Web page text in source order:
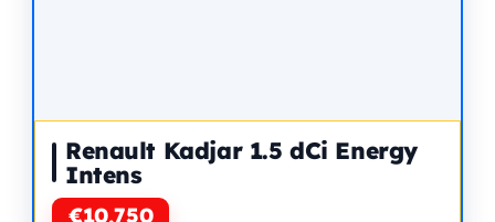
Renault Kadjar 1.5 dCi Energy
Intens
€10,750